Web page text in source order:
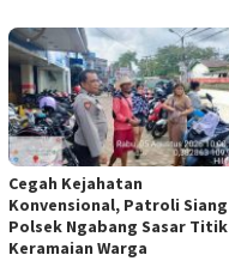
Cegah Kejahatan
Konvensional, Patroli Siang
Polsek Ngabang Sasar Titik
Keramaian Warga